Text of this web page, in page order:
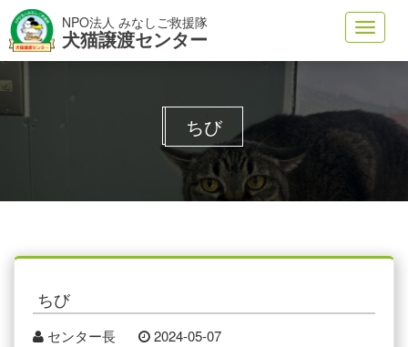
NPO法人 みなしご救援隊
犬猫譲渡センター
ちび
ちび
センター長 2024-05-07